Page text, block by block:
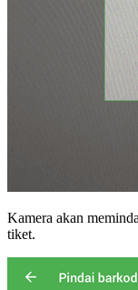
Kamera akan
tiket.